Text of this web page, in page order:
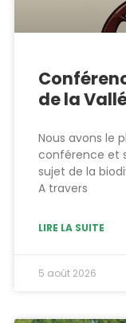
de la
Nous avons le
conférence et
sujet de la
A travers
LIRE LA SUITE
5 août 2026